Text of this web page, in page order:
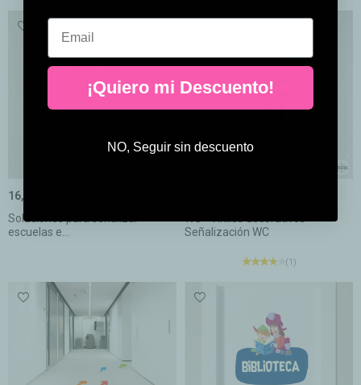
Soluciones para señalizar
escuelas e...
16,50 €
Señalización WC
(1)
Email
¡Quiero mi Descuento!
NO, Seguir sin descuento